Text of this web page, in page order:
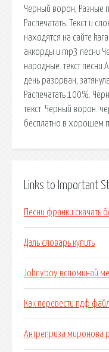
Черный ворон, Разные
Распечатать. Текст и
находятся на сайте
аккорды и mp3 песни
народные. текст
день разорван,
Распечатать 100%.
текст. Черный ворон.
бесплатно в хорошем
Links to Important
Песни франки скачать
Даль словарь купить
Johnyboy вспоминай
Как перевести пдф
Антреприза миронова